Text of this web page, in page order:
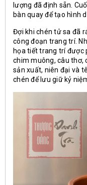
lượng đã định sẵn.
bàn quay để tạo hình
Đợi khi chén tử sa đã
công đoạn trang trí.
họa tiết trang trí được
chim muông, câu thơ,
sản xuất, niên đại và
chén để lưu giữ kỷ